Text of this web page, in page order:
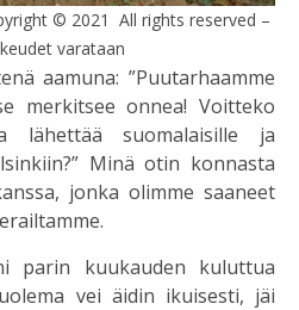
© 2021 All rights reserved –
varataan
aamuna: ”Puutarhaamme
merkitsee onnea! Voitteko
suomalaisille ja
Minä otin konnasta
jonka olimme saaneet
parin kuukauden kuluttua
vei äidin ikuisesti, jäi